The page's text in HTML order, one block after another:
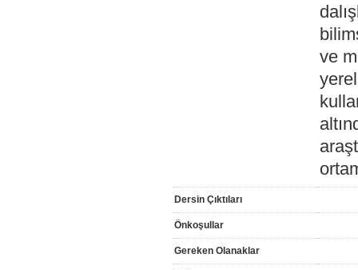
ve
Dersin Çıktıları
Önkoşullar
Gereken Olanaklar